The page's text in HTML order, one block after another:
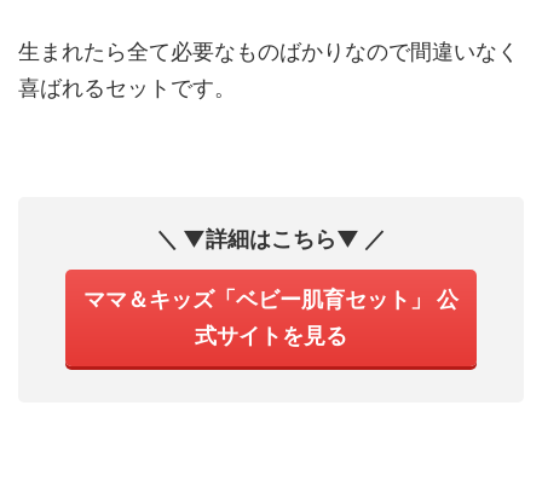
生まれたら全て必要なものばかりなので間違いなく
喜ばれるセットです。
＼ ▼詳細はこちら▼ ／
ママ＆キッズ「ベビー肌育セット」 公
式サイトを見る